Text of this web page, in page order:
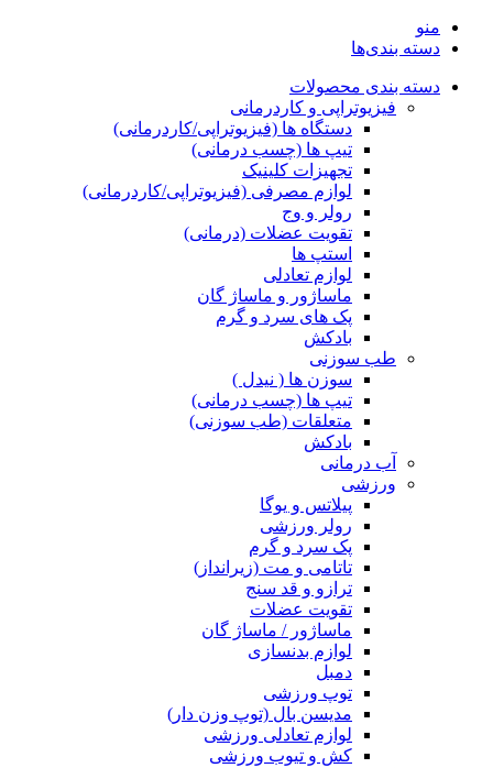
منو
دسته بندی‌ها
دسته بندی محصولات
فیزیوتراپی و کاردرمانی
دستگاه ها (فیزیوتراپی/کاردرمانی)
تیپ ها (چسب درمانی)
تجهیزات کلینیک
لوازم مصرفی (فیزیوتراپی/کاردرمانی)
رولر و وج
تقویت عضلات (درمانی)
استپ ها
لوازم تعادلی
ماساژور و ماساژ گان
پک های سرد و گرم
بادکش
طب سوزنی
سوزن ها ( نیدل )
تیپ ها (چسب درمانی)
متعلقات (طب سوزنی)
بادکش
آب درمانی
ورزشی
پیلاتس و یوگا
رولر ورزشی
پک سرد و گرم
تاتامی و مت (زیرانداز)
ترازو و قد سنج
تقویت عضلات
ماساژور / ماساژ گان
لوازم بدنسازی
دمبل
توپ ورزشی
مدیسن بال (توپ وزن دار)
لوازم تعادلی ورزشی
کش و تیوب ورزشی